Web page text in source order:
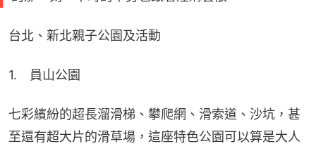
台北、新北親子公園及活動
1.　員山公園
七彩繽紛的超長溜滑梯、攀爬網、滑索道、沙坑，甚
至還有超大片的滑草場，這座特色公園可以算是大人